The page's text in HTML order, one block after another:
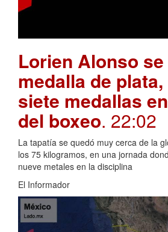
Lorien Alonso
medalla de
siete medallas
del boxeo. 22:02
La tapatía se quedó muy cerca de la
los 75 kilogramos, en una jornada
nueve metales en la disciplina
El Informador